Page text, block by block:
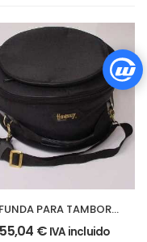
FUNDA PARA TAMBOR
DOBLE BORDON 35 cm.
55,04 € IVA incluido